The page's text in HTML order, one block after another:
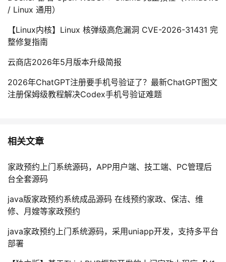
/ Linux 通用）
【Linux内核】Linux 核弹级高危漏洞 CVE-2026-31431 完
整修复指南
云商店2026年5月版本升级简报
2026年ChatGPT注册要手机号验证了？最新ChatGPT图文
注册保姆级教程解决Codex手机号验证难题
相关文章
家政预约上门系统源码，APP用户端、技工端、PC管理后
台全套源码
java版家政预约系统成品源码 在线预约家政、保洁、维
修、月嫂等家政预约
java家政预约上门系统源码，采用uniapp开发，支持多平台
部署